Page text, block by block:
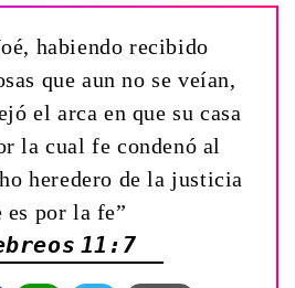
habiendo recibido
que aun no se veían,
el arca en que su casa
la cual fe condenó al
heredero de la justicia
es por la fe”
11:7